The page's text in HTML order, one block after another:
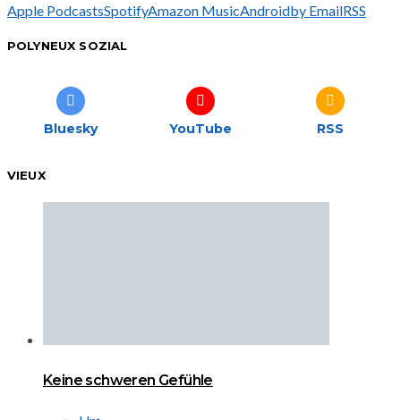
Apple PodcastsSpotifyAmazon MusicAndroidby EmailRSS
POLYNEUX SOZIAL
Bluesky YouTube RSS
VIEUX
Keine schweren Gefühle